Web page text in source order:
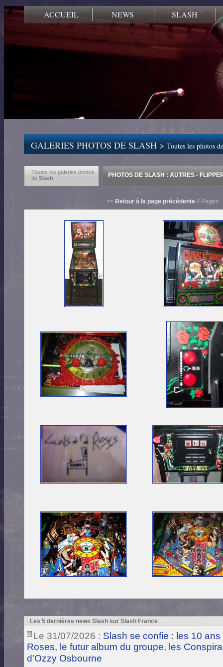
ACCUEIL NEWS SLASH
GALERIES PHOTOS DE SLASH >Toutes les photos
Toutes les galeries photos
de Slash PHOTOS DE SLASH : AUTRES -
<< Retour à la page précédente // Pages :
Les 5 dernières news Slash sur Slash France
Le 31/07/2026 : Slash se confie : les 10
Roses, le futur album du groupe, les
d'Ozzy Osbourne